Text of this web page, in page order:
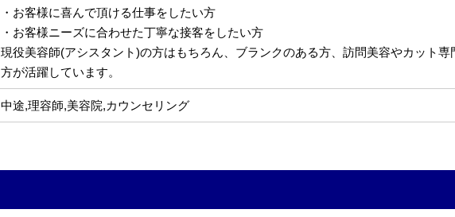
・お客様に喜んで頂ける仕事をしたい方
・お客様ニーズに合わせた丁寧な接客をしたい方
現役美容師(アシスタント)の方はもちろん、ブランクのある方、訪問美容やカット
方が活躍しています。
中途,理容師,美容院,カウンセリング